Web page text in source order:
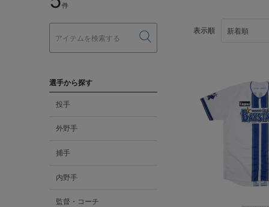
件
選手から探す
投手
外野手
捕手
内野手
監督・コーチ
表示順